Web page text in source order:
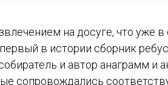
на досуге, что уже в
в истории сборник
и автор анаграмм и
сопровождались